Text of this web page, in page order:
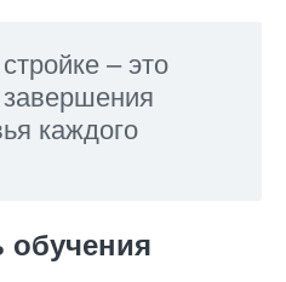
– это
каждого